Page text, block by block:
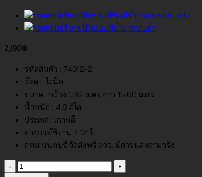
2,190฿
รหัสสินค้า : 74012-2
วัสดุ : ไวนิล
ขนาด : กว้าง 1.06 เมตร ยาว 15.60 เมตร
น้ำหนัก : 4.8 กิโล
ประเทศ : เกาหลี
อายุการใช้งาน 7-12 ปี
กทม นนทบุรี จัดส่งฟรี ตจว. มีค่าขนส่งตามจริง
จำนวน